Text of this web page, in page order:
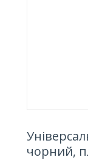
чорний,